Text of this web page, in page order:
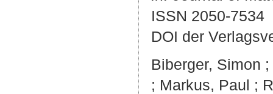
ISSN 2050-7534
DOI der
Biberger, Simon ;
; Markus, Paul ;